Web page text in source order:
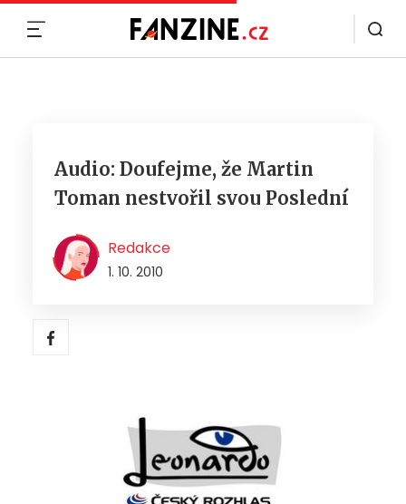
Audio: Doufejme, že Martin
Toman nestvořil svou Poslední
Redakce
1. 10. 2010